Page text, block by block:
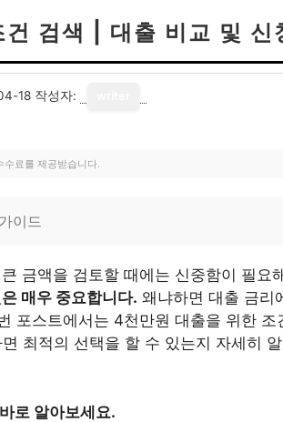
검색 | 대출 비교 및 신
18 작성자:
수료를 제공받습니다.
이드
금액을 검토할 때에는 신중함이 필요
매우 중요합니다. 왜냐하면 대출 금리
포스트에서는 4천만원 대출을 위한 조
최적의 선택을 할 수 있는지 자세히
로 알아보세요.